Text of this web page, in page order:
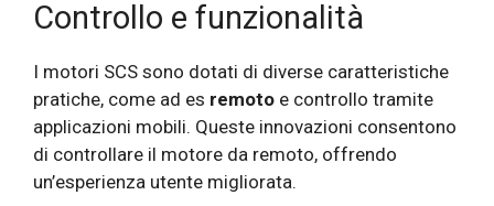
Controllo e funzionalità
I motori SCS sono dotati di diverse caratteristiche
pratiche, come ad es remoto e controllo tramite
applicazioni mobili. Queste innovazioni consentono
di controllare il motore da remoto, offrendo
un’esperienza utente migliorata.